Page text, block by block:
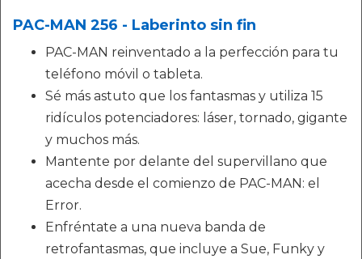
PAC-MAN 256 - Laberinto sin fin
PAC-MAN reinventado a la perfección para tu
teléfono móvil o tableta.
Sé más astuto que los fantasmas y utiliza 15
ridículos potenciadores: láser, tornado, gigante
y muchos más.
Mantente por delante del supervillano que
acecha desde el comienzo de PAC-MAN: el
Error.
Enfréntate a una nueva banda de
retrofantasmas, que incluye a Sue, Funky y